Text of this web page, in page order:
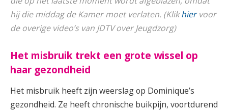
hij die middag de Kamer moet verlaten. (Klikhiervoor
de overige video’s van JDTV over Jeugdzorg)
Het misbruik trekt een grote wissel op
haar gezondheid
Het misbruik heeft zijn weerslag op Dominique’s
gezondheid. Ze heeft chronische buikpijn, voortdurend